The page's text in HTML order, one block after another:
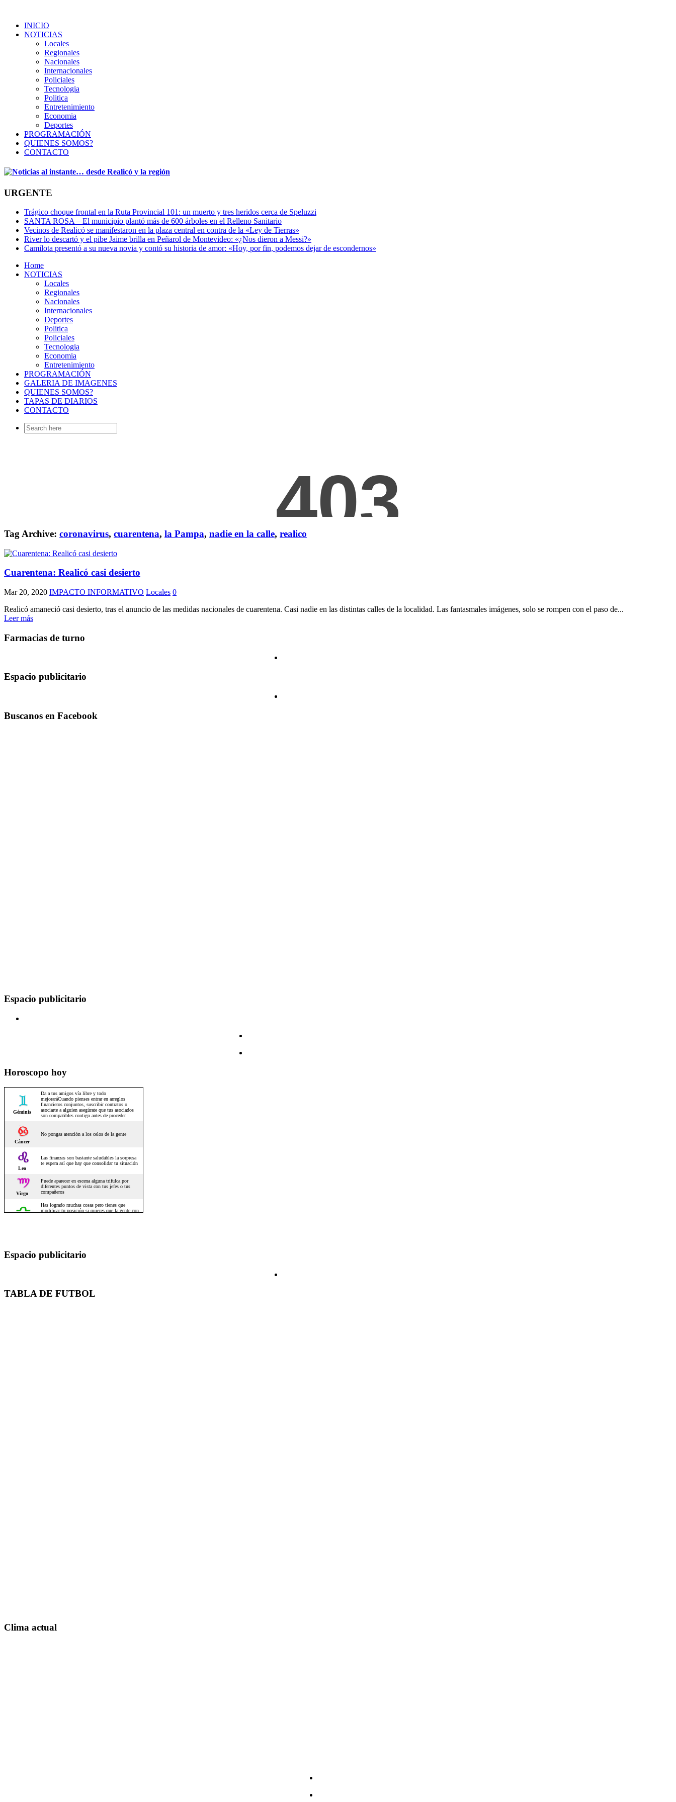
INICIO
NOTICIAS
Locales
Regionales
Nacionales
Internacionales
Policiales
Tecnologia
Politica
Entretenimiento
Economia
Deportes
PROGRAMACIÓN
QUIENES SOMOS?
CONTACTO
URGENTE
Trágico choque frontal en la Ruta Provincial 101: un muerto y tres heridos cerca de Speluzzi
SANTA ROSA – El municipio plantó más de 600 árboles en el Relleno Sanitario
Vecinos de Realicó se manifestaron en la plaza central en contra de la «Ley de Tierras»
River lo descartó y el pibe Jaime brilla en Peñarol de Montevideo: «¿Nos dieron a Messi?»
Camilota presentó a su nueva novia y contó su historia de amor: «Hoy, por fin, podemos dejar de escondernos»
Home
NOTICIAS
Locales
Regionales
Nacionales
Internacionales
Deportes
Politica
Policiales
Tecnologia
Economia
Entretenimiento
PROGRAMACIÓN
GALERIA DE IMAGENES
QUIENES SOMOS?
TAPAS DE DIARIOS
CONTACTO
Search
for:
Tag Archive: coronavirus, cuarentena, la Pampa, nadie en la calle, realico
Cuarentena: Realicó casi desierto
Mar 20, 2020 IMPACTO INFORMATIVO Locales 0
Realicó amaneció casi desierto, tras el anuncio de las medidas nacionales de cuarentena. Casi nadie en las distintas calles de la localidad. Las fantasmales imágenes, solo se rompen con el paso de...
Leer más
Farmacias de turno
Espacio publicitario
Buscanos en Facebook
Espacio publicitario
Horoscopo hoy
Espacio publicitario
TABLA DE FUTBOL
Clima actual